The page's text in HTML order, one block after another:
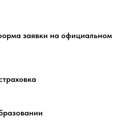
заявки на официальном